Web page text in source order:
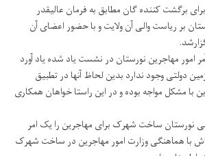
برگشت کننده گان مطابق به فرمان عالیقدر
بر ریاست والی آن ولایت و با حضور اعضای آن
امور مهاجرین نورستان در نشست یاد شده یاد آورد
دولتی وجود ندارد بدین لحاظ آنها در تطبیق
مشکل مواجه بوده و در این راستا خواهان همکاری
نورستان ساخت شهرک برای مهاجرین را یک امر
با هماهنگی وزارت امور مهاجرین در ساخت شهرک